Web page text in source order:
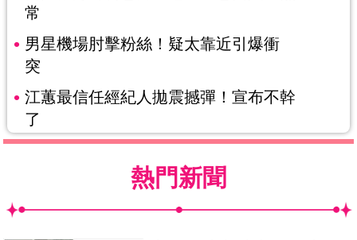
常
男星機場肘擊粉絲！疑太靠近引爆衝
突
江蕙最信任經紀人拋震撼彈！宣布不幹
了
熱門新聞